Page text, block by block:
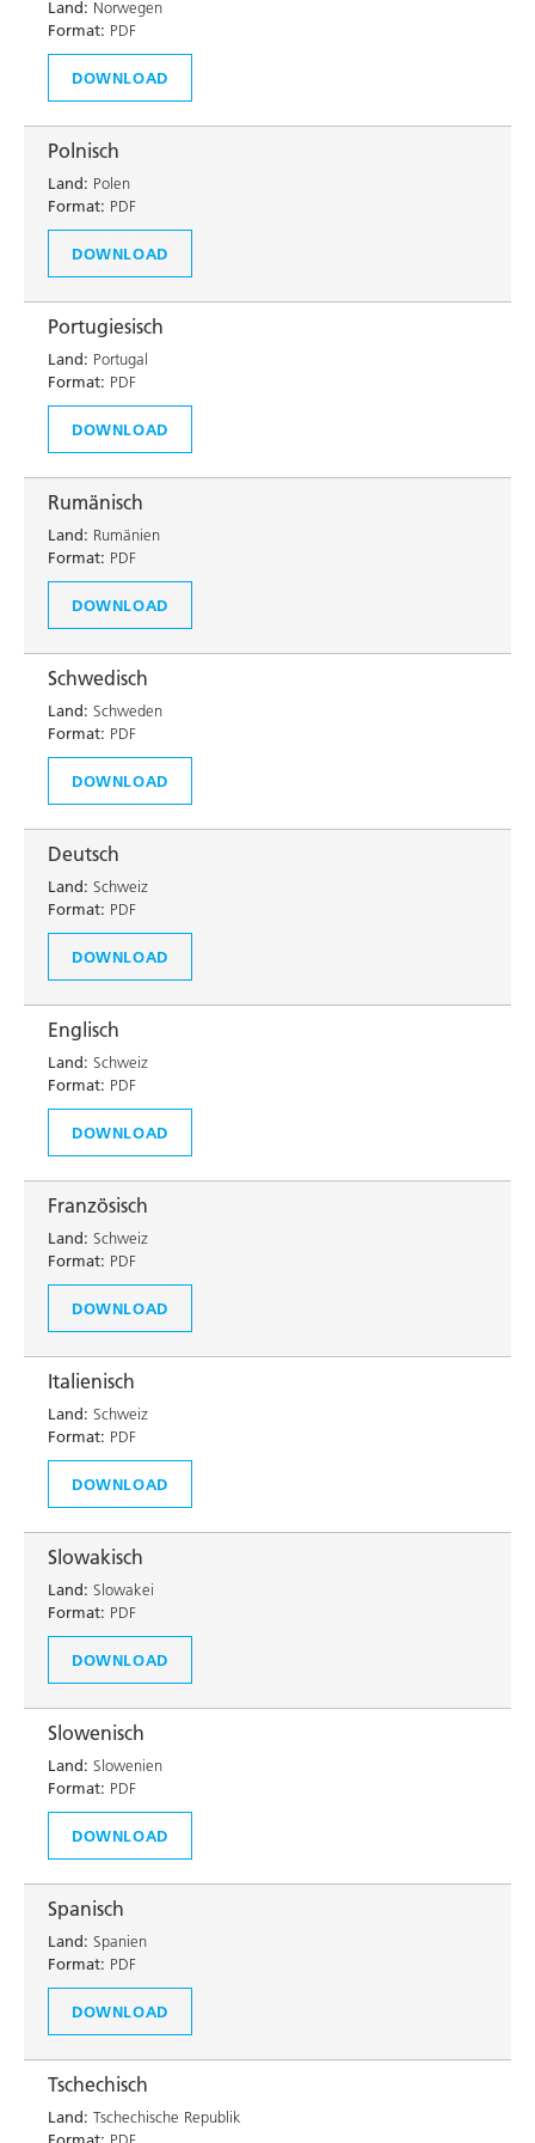
Land: Norwegen
Format: PDF
DOWNLOAD
Polnisch
Land: Polen
Format: PDF
DOWNLOAD
Portugiesisch
Land: Portugal
Format: PDF
DOWNLOAD
Rumänisch
Land: Rumänien
Format: PDF
DOWNLOAD
Schwedisch
Land: Schweden
Format: PDF
DOWNLOAD
Deutsch
Land: Schweiz
Format: PDF
DOWNLOAD
Englisch
Land: Schweiz
Format: PDF
DOWNLOAD
Französisch
Land: Schweiz
Format: PDF
DOWNLOAD
Italienisch
Land: Schweiz
Format: PDF
DOWNLOAD
Slowakisch
Land: Slowakei
Format: PDF
DOWNLOAD
Slowenisch
Land: Slowenien
Format: PDF
DOWNLOAD
Spanisch
Land: Spanien
Format: PDF
DOWNLOAD
Tschechisch
Land: Tschechische Republik